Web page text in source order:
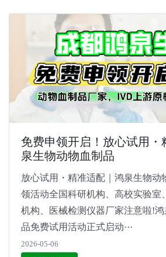
免费申领开启！放心试用・
泉生物动物血制品
放心试用・精准适配｜鸿泉生物动
领活动全国科研机构、高校实验室
机构、医械检测仪器厂家注意啦!鸿
品免费试用活动正式启动···
2026-05-06